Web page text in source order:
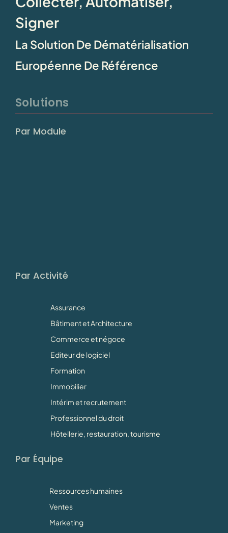
Signer
La Solution De Dématérialisation
Européenne De Référence
Solutions
Par Module
Par Activité
Assurance
Bâtiment et Architecture
Commerce et négoce
Editeur de logiciel
Formation
Immobilier
Intérim et recrutement
Professionnel du droit
Hôtellerie, restauration, tourisme
Par Équipe
Ressources humaines
Ventes
Marketing